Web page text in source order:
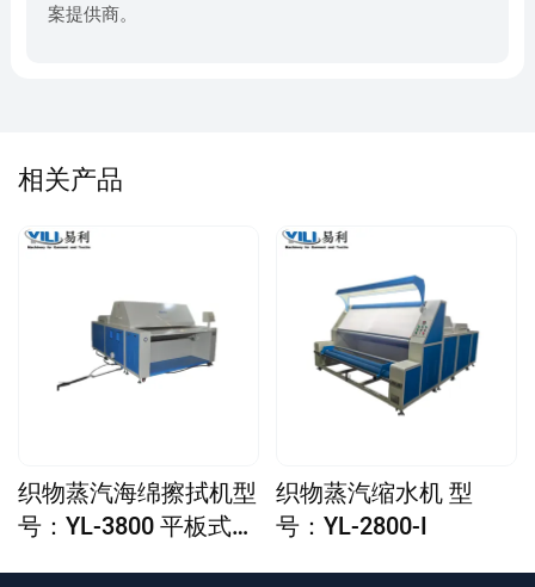
案提供商。
相关产品
织物蒸汽海绵擦拭机型
号：YL-3800 平板式涂
织物蒸汽缩水机 型
号：YL-2800-I